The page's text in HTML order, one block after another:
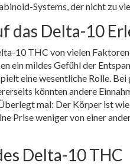
Systems, der nicht zu
das Delta-10
10 THC von vielen
ein mildes Gefühl der
eine wesentliche Rolle.
könnten andere
mal: Der Körper ist
Prise weniger von einer
Delta-10 THC